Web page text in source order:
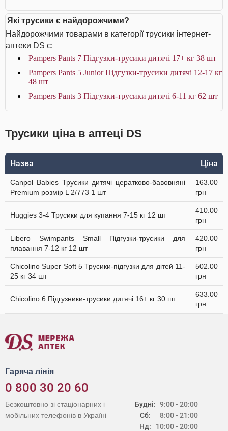
Які трусики є найдорожчими?
Найдорожчими товарами в категорії трусики інтернет-
аптеки DS є:
Pampers Pants 7 Підгузки-трусики дитячі 17+ кг 38 шт
Pampers Pants 5 Junior Підгузки-трусики дитячі 12-17 кг
48 шт
Pampers Pants 3 Підгузки-трусики дитячі 6-11 кг 62 шт
Трусики ціна в аптеці DS
Назва Ціна
Canpol Babies Трусики дитячі цератково-бавовняні
Premium розмір L 2/773 1 шт
163.00
грн
Huggies 3-4 Трусики для купання 7-15 кг 12 шт
410.00
грн
Libero Swimpants Small Підгузки-трусики для
плавання 7-12 кг 12 шт
420.00
грн
Chicolino Super Soft 5 Трусики-підгузки для дітей 11-
25 кг 34 шт
502.00
грн
Chicolino 6 Підгузники-трусики дитячі 16+ кг 30 шт
633.00
грн
Гаряча лінія
0 800 30 20 60
Будні:
Сб:
Нд:
9:00 - 20:00
8:00 - 21:00
10:00 - 20:00
Безкоштовно зі стаціонарних і
мобільних телефонів в Україні